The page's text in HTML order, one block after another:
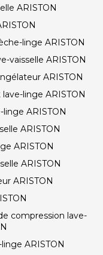
ARISTON
linge ARISTON
vaisselle ARISTON
ARISTON
linge ARISTON
ARISTON
ARISTON
ARISTON
ARISTON
ARISTON
compression lave-
ARISTON